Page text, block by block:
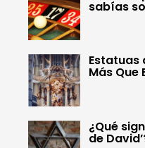
sabías
Estatuas
Más Que
¿Qué
de